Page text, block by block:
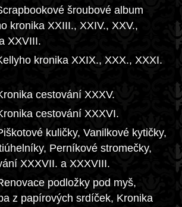
šroubové album
kronika XXIII., XXIV., XXV.,
XXVIII.
kronika XXIX., XXX., XXXI.
cestování XXXV.
cestování XXXVI.
kuličky, Vanilkové kytičky,
Perníkové stromečky,
XXXVII. a XXXVIII.
podložky pod myš,
z papírových srdíček, Kronika